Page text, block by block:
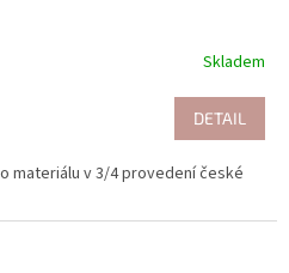
Skladem
DETAIL
materiálu v 3/4 provedení české